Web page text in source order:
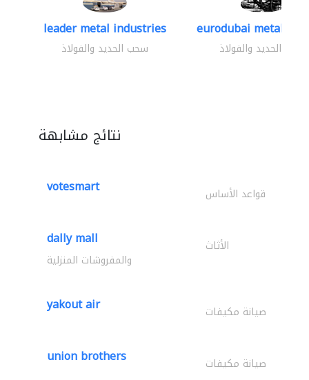
leader metal industries
سحب الحديد والفولاذ
eurodubai metal
سحب الحديد والفولاذ
نتائج مشابهة
votesmart قواعد الأساس
dally mall الأثاث
والمفروشات المنزلية
yakout air صيانة مكيفات
union brothers صيانة مكيفات